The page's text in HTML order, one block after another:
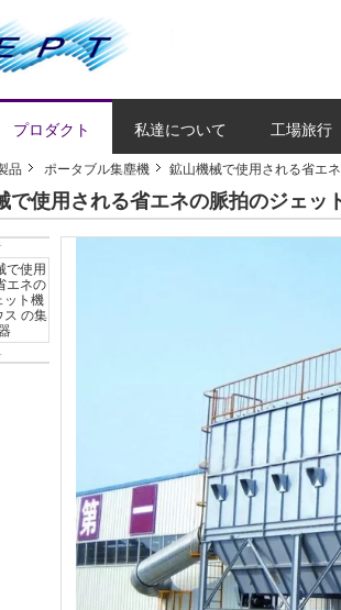
プロダクト 私達について 工場旅行
品 ポータブル集塵機 鉱山機械で使用される省エ
で使用される省エネの脈拍のジェッ